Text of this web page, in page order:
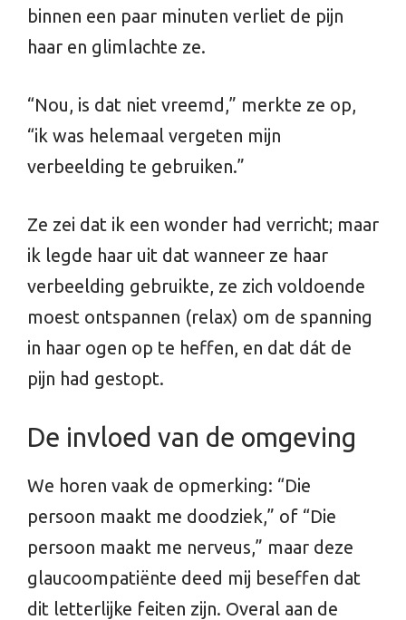
binnen een paar minuten verliet de pijn
haar en glimlachte ze.
“Nou, is dat niet vreemd,” merkte ze op,
“ik was helemaal vergeten mijn
verbeelding te gebruiken.”
Ze zei dat ik een wonder had verricht; maar
ik legde haar uit dat wanneer ze haar
verbeelding gebruikte, ze zich voldoende
moest ontspannen (relax) om de spanning
in haar ogen op te heffen, en dat dát de
pijn had gestopt.
De invloed van de omgeving
We horen vaak de opmerking: “Die
persoon maakt me doodziek,” of “Die
persoon maakt me nerveus,” maar deze
glaucoompatiënte deed mij beseffen dat
dit letterlijke feiten zijn. Overal aan de